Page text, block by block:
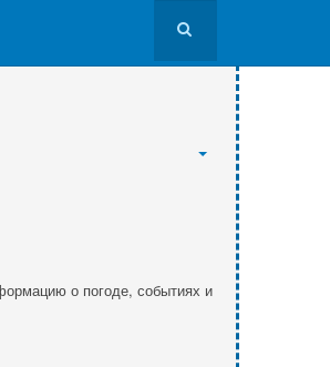
о погоде, событиях и